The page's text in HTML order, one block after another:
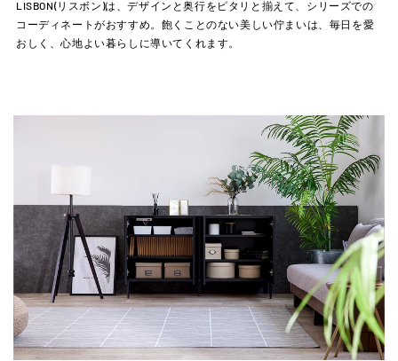
LISBON(リスボン)は、デザインと奥行をピタリと揃えて、シリーズでの
コーディネートがおすすめ。飽くことのない美しい佇まいは、毎日を愛
おしく、心地よい暮らしに導いてくれます。